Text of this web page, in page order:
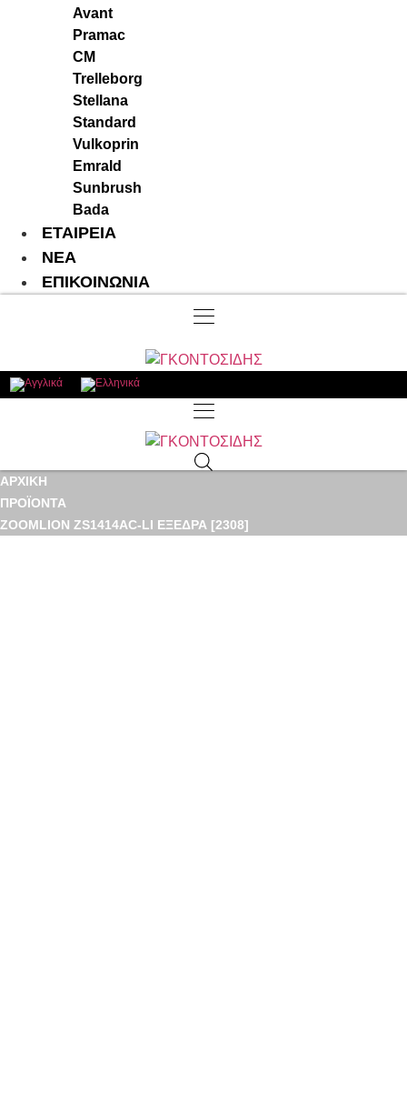
Avant
Pramac
CM
Trelleborg
Stellana
Standard
Vulkoprin
Emrald
Sunbrush
Bada
ΕΤΑΙΡΕΙΑ
ΝΕΑ
ΕΠΙΚΟΙΝΩΝΙΑ
ΑΡΧΙΚΉ
ΠΡΟΪΌΝΤΑ
ZOOMLION ZS1414AC-LI ΕΞΈΔΡΑ [2308]